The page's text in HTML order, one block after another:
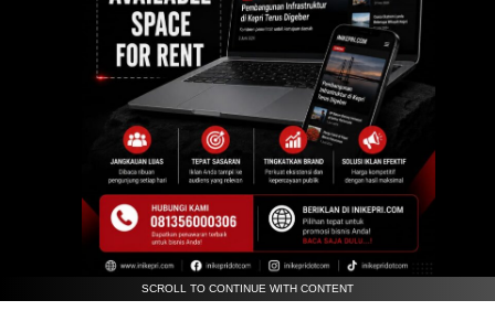
SCROLL TO CONTINUE WITH CONTENT